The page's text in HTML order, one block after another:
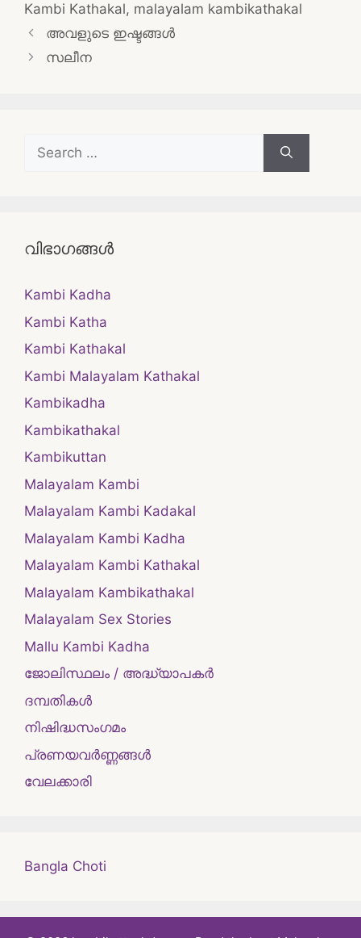
Kambi Kathakal, malayalam kambikathakal
Post
navigation
അവളുടെ ഇഷ്ടങ്ങൾ
സലീന
Search
for:
വിഭാഗങ്ങൾ
Kambi Kadha
Kambi Katha
Kambi Kathakal
Kambi Malayalam Kathakal
Kambikadha
Kambikathakal
Kambikuttan
Malayalam Kambi
Malayalam Kambi Kadakal
Malayalam Kambi Kadha
Malayalam Kambi Kathakal
Malayalam Kambikathakal
Malayalam Sex Stories
Mallu Kambi Kadha
ജോലിസ്ഥലം / അദ്ധ്യാപകർ
ദമ്പതികള്‍
നിഷിദ്ധസംഗമം
പ്രണയവർണ്ണങ്ങൾ
വേലക്കാരി
Bangla Choti